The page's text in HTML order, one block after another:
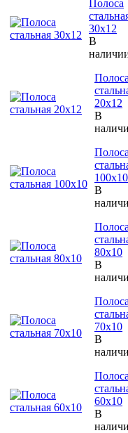
Полоса
30х12
В
Полоса
20х12
В
Полоса
100х10
В
Полоса
80х10
В
Полоса
70х10
В
Полоса
60х10
В